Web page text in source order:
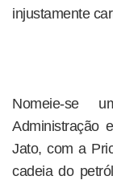
injustamente
Nomeie-se
Administração
Jato, com a
cadeia do